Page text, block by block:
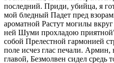
последний. Приди, убийца, я
мой бледный Падет пред
ароматной Растут могилы
ней Шуми прохладою
собой Прелестной гармонией
поле исчез глас печали. Армин,
главой, Безмолвен сидел средь